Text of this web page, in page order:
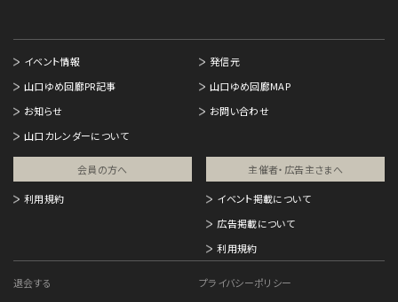
イベント情報
発信元
山口ゆめ回廊PR記事
山口ゆめ回廊MAP
お知らせ
お問い合わせ
山口カレンダーについて
会員の方へ
利用規約
主催者・広告主さまへ​
イベント掲載について
広告掲載について
利用規約
退会する
プライバシーポリシー